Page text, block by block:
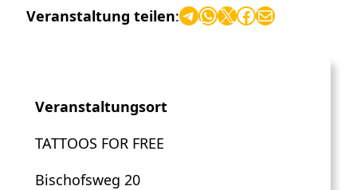
Veranstaltung teilen:TelegramWhatsApp X Facebook E-Mail
Veranstaltungsort
TATTOOS FOR FREE
Bischofsweg 20